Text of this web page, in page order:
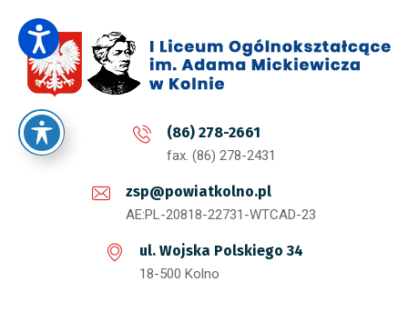
(86) 278-2661
fax. (86) 278-2431
zsp@powiatkolno.pl
AE:PL-20818-22731-WTCAD-23
ul. Wojska Polskiego 34
18-500 Kolno